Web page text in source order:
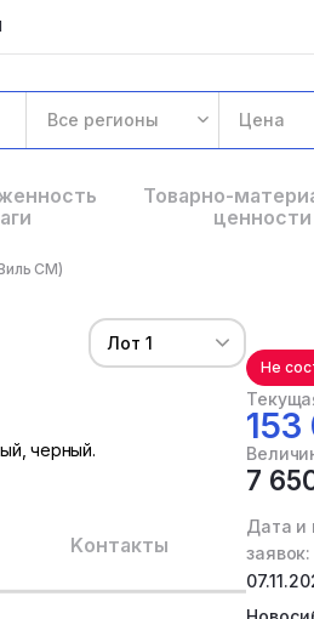
Все регионы Цена
Товарно-
ценности
СМ)
Лот 1
черный.
Kонтакты
Не
7
Дата и
заявок: